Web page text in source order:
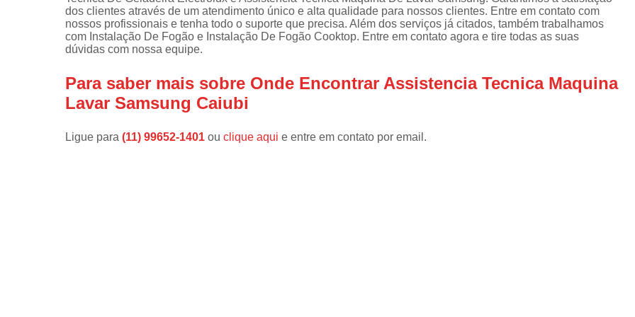
Instalações de
lava e seca
Assistencia Tecnica Refrigerador
Assistencia Tecnica
Refrigerador Assistencia Tecnica
Assistencia Tecnica Maquina Secadora de
Assistencia Tecnica
dos clientes através de um atendimento único e alta qualidade para nossos clientes. Entre em contato com
nossos profissionais e tenha todo o suporte que precisa. Além dos serviços já citados, também trabalhamos
com Instalação De Fogão e Instalação De Fogão Cooktop. Entre em contato agora e tire todas as suas
dúvidas com nossa equipe.
Para saber mais sobre Onde Encontrar Assistencia Tecnica Maquina
Lavar Samsung Caiubi
Ligue para (11) 99652-1401 ou clique aqui e entre em contato por email.